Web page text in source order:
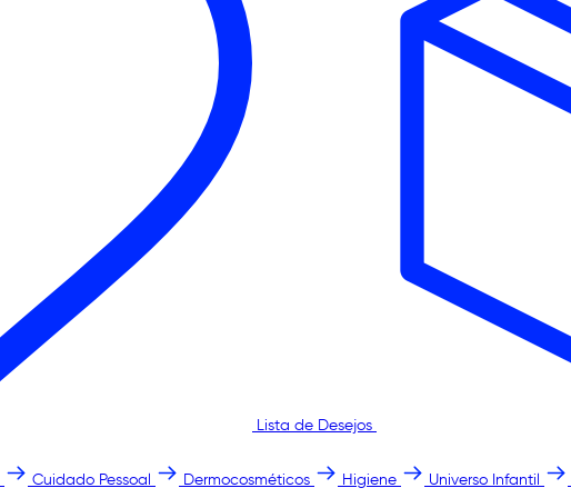
Lista de Desejos
Cuidado Pessoal Dermocosméticos Higiene Universo Infantil